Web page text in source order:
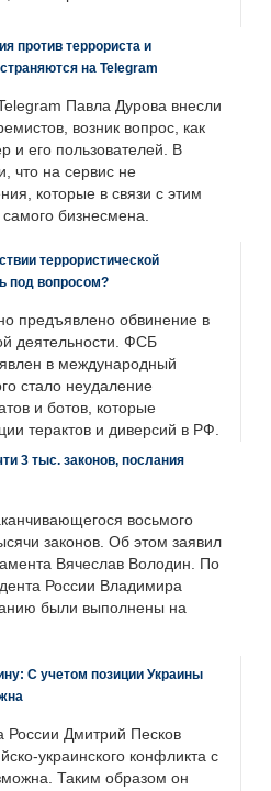
против террориста и
на Telegram
Павла Дурова внесли
возник вопрос, как
и его пользователей. В
что на сервис не
которые в связи с этим
бизнесмена.
террористической
под вопросом?
предъявлено обвинение в
деятельности. ФСБ
в международный
стало неудаление
и ботов, которые
терактов и диверсий в РФ.
3 тыс. законов, послания
восьмого
законов. Об этом заявил
Вячеслав Володин. По
России Владимира
были выполнены на
С учетом позиции Украины
России Дмитрий Песков
украинского конфликта с
Таким образом он